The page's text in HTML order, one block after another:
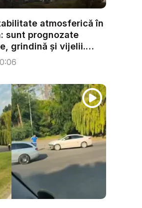
atmosferică în
sunt prognozate
grindină și vijelii.